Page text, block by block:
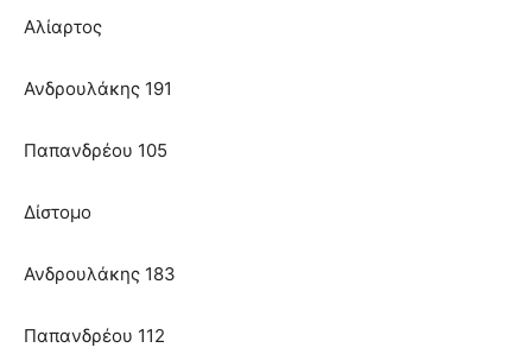
Αλίαρτος
Ανδρουλάκης 191
Παπανδρέου 105
Δίστομο
Ανδρουλάκης 183
Παπανδρέου 112